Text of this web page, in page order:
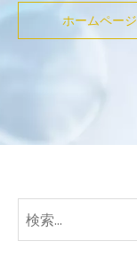
ホームページ